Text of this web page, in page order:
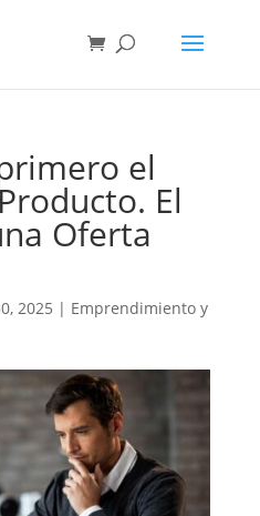
el
El
Oferta
2025 | Emprendimiento y